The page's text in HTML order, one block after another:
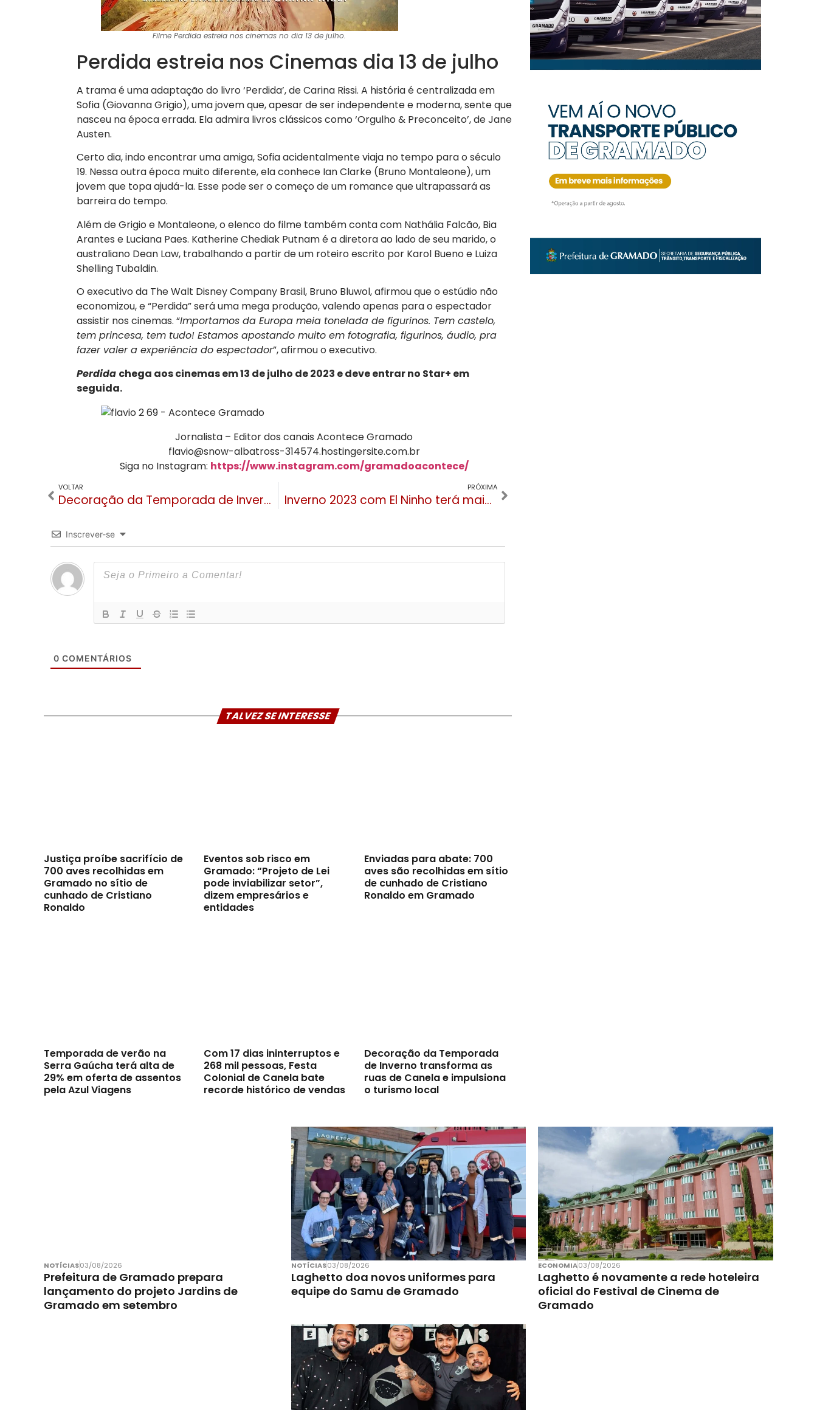
Filme Perdida estreia nos cinemas no dia 13 de julho.
Perdida estreia nos Cinemas dia 13 de julho
A trama é uma adaptação do livro ‘Perdida’, de Carina Rissi. A história é centralizada em
Sofia (Giovanna Grigio), uma jovem que, apesar de ser independente e moderna, sente que
nasceu na época errada. Ela admira livros clássicos como ‘Orgulho & Preconceito’, de Jane
Austen.
Certo dia, indo encontrar uma amiga, Sofia acidentalmente viaja no tempo para o século
19. Nessa outra época muito diferente, ela conhece Ian Clarke (Bruno Montaleone), um
jovem que topa ajudá-la. Esse pode ser o começo de um romance que ultrapassará as
barreira do tempo.
Além de Grigio e Montaleone, o elenco do filme também conta com Nathália Falcão, Bia
Arantes e Luciana Paes. Katherine Chediak Putnam é a diretora ao lado de seu marido, o
australiano Dean Law, trabalhando a partir de um roteiro escrito por Karol Bueno e Luiza
Shelling Tubaldin.
O executivo da The Walt Disney Company Brasil, Bruno Bluwol, afirmou que o estúdio não
economizou, e “Perdida” será uma mega produção, valendo apenas para o espectador
assistir nos cinemas. “Importamos da Europa meia tonelada de figurinos. Tem castelo,
tem princesa, tem tudo! Estamos apostando muito em fotografia, figurinos, áudio, pra
fazer valer a experiência do espectador”, afirmou o executivo.
Perdida chega aos cinemas em 13 de julho de 2023 e deve entrar no Star+ em
seguida.
Jornalista – Editor dos canais Acontece Gramado
flavio@snow-albatross-314574.hostingersite.com.br
Siga no Instagram: https://www.instagram.com/gramadoacontece/
VOLTAR
Decoração da Temporada de Inverno começa a tomar as ruas de Canela
PRÓXIMA
Inverno 2023 com El Ninho terá mais chuvas, geadas e menor possibilidade de neve
Inscrever-se
0 COMENTÁRIOS
TALVEZ SE INTERESSE
Justiça proíbe sacrifício de
700 aves recolhidas em
Gramado no sítio de
cunhado de Cristiano
Ronaldo
Eventos sob risco em
Gramado: “Projeto de Lei
pode inviabilizar setor”,
dizem empresários e
entidades
Enviadas para abate: 700
aves são recolhidas em sítio
de cunhado de Cristiano
Ronaldo em Gramado
Temporada de verão na
Serra Gaúcha terá alta de
29% em oferta de assentos
pela Azul Viagens
Com 17 dias ininterruptos e
268 mil pessoas, Festa
Colonial de Canela bate
recorde histórico de vendas
Decoração da Temporada
de Inverno transforma as
ruas de Canela e impulsiona
o turismo local
NOTÍCIAS03/08/2026
Prefeitura de Gramado prepara
lançamento do projeto Jardins de
Gramado em setembro
NOTÍCIAS03/08/2026
Laghetto doa novos uniformes para
equipe do Samu de Gramado
ECONOMIA03/08/2026
Laghetto é novamente a rede hoteleira
oficial do Festival de Cinema de
Gramado